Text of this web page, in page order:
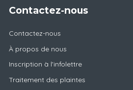
Contactez-nous
Contactez-nous
À propos de nous
Inscription à l'infolettre
Traitement des plaintes